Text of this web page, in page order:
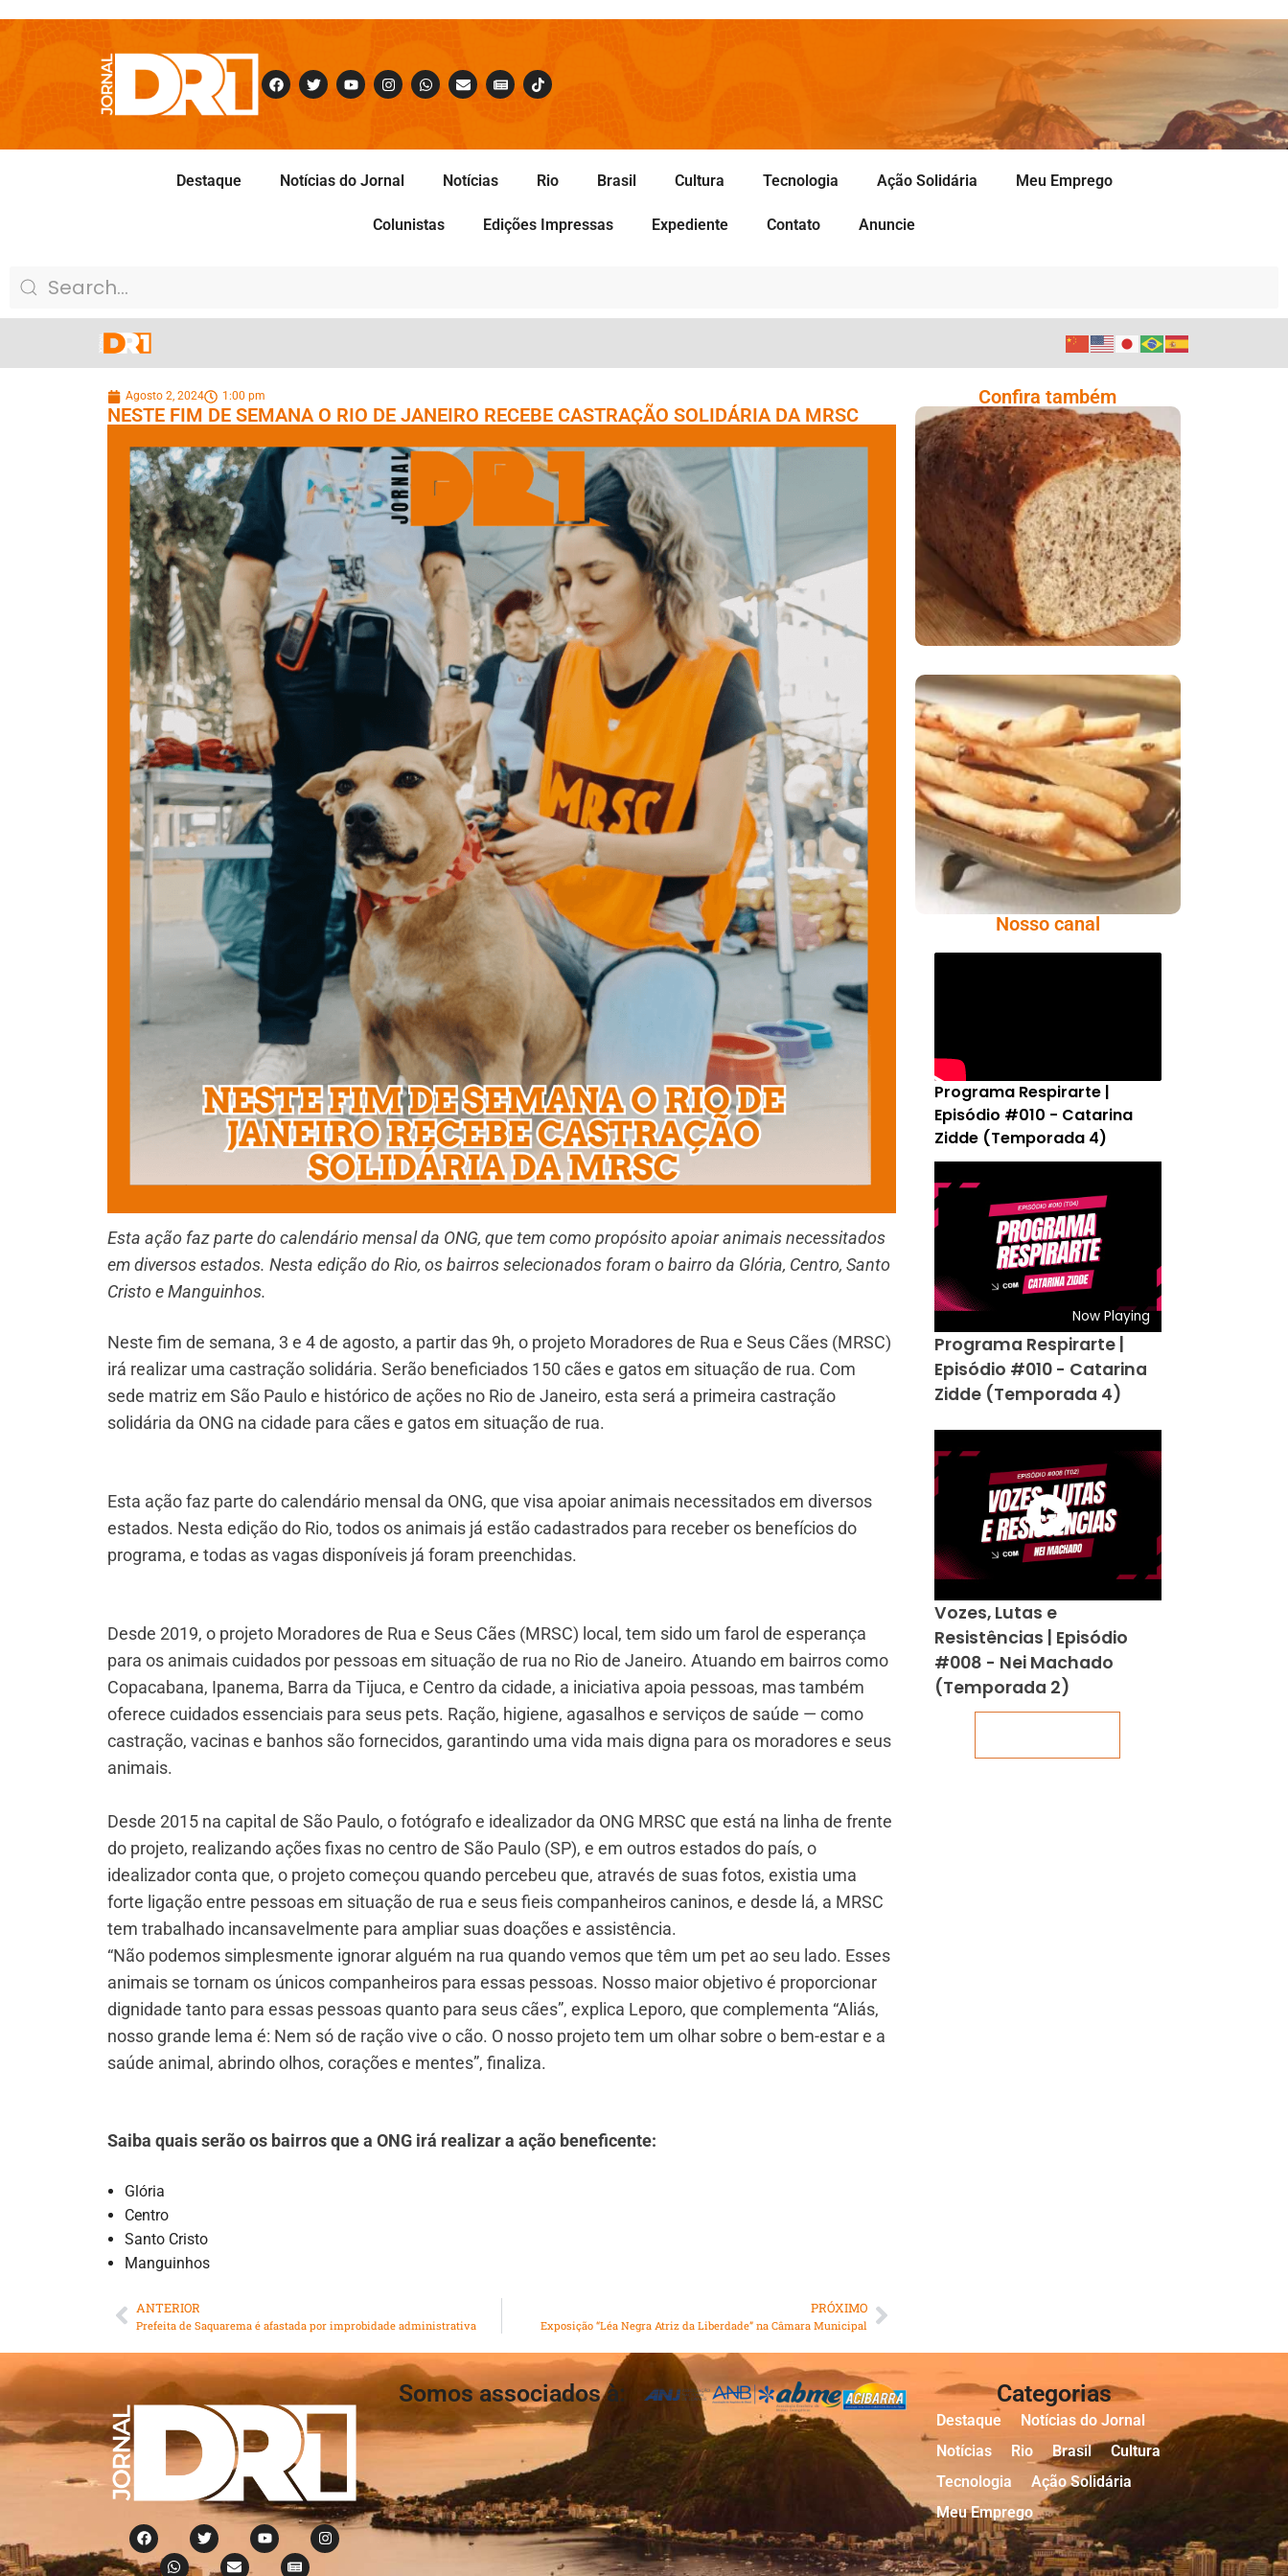
Destaque Notícias do Jornal Notícias Rio Brasil Cultura Tecnologia Ação Solidária Meu Emprego
Colunistas Edições Impressas Expediente Contato Anuncie
Agosto 2, 2024 1:00 pm
NESTE FIM DE SEMANA O RIO DE JANEIRO RECEBE CASTRAÇÃO SOLIDÁRIA DA MRSC
Esta ação faz parte do calendário mensal da ONG, que tem como propósito apoiar animais necessitados
em diversos estados. Nesta edição do Rio, os bairros selecionados foram o bairro da Glória, Centro, Santo
Cristo e Manguinhos.
Neste fim de semana, 3 e 4 de agosto, a partir das 9h, o projeto Moradores de Rua e Seus Cães (MRSC)
irá realizar uma castração solidária. Serão beneficiados 150 cães e gatos em situação de rua. Com
sede matriz em São Paulo e histórico de ações no Rio de Janeiro, esta será a primeira castração
solidária da ONG na cidade para cães e gatos em situação de rua.
Esta ação faz parte do calendário mensal da ONG, que visa apoiar animais necessitados em diversos
estados. Nesta edição do Rio, todos os animais já estão cadastrados para receber os benefícios do
programa, e todas as vagas disponíveis já foram preenchidas.
Desde 2019, o projeto Moradores de Rua e Seus Cães (MRSC) local, tem sido um farol de esperança
para os animais cuidados por pessoas em situação de rua no Rio de Janeiro. Atuando em bairros como
Copacabana, Ipanema, Barra da Tijuca, e Centro da cidade, a iniciativa apoia pessoas, mas também
oferece cuidados essenciais para seus pets. Ração, higiene, agasalhos e serviços de saúde — como
castração, vacinas e banhos são fornecidos, garantindo uma vida mais digna para os moradores e seus
animais.
Desde 2015 na capital de São Paulo, o fotógrafo e idealizador da ONG MRSC que está na linha de frente
do projeto, realizando ações fixas no centro de São Paulo (SP), e em outros estados do país, o
idealizador conta que, o projeto começou quando percebeu que, através de suas fotos, existia uma
forte ligação entre pessoas em situação de rua e seus fieis companheiros caninos, e desde lá, a MRSC
tem trabalhado incansavelmente para ampliar suas doações e assistência.
“Não podemos simplesmente ignorar alguém na rua quando vemos que têm um pet ao seu lado. Esses
animais se tornam os únicos companheiros para essas pessoas. Nosso maior objetivo é proporcionar
dignidade tanto para essas pessoas quanto para seus cães”, explica Leporo, que complementa “Aliás,
nosso grande lema é: Nem só de ração vive o cão. O nosso projeto tem um olhar sobre o bem-estar e a
saúde animal, abrindo olhos, corações e mentes”, finaliza.
Saiba quais serão os bairros que a ONG irá realizar a ação beneficente:
Glória
Centro
Santo Cristo
Manguinhos
ANTERIOR
Prefeita de Saquarema é afastada por improbidade administrativa
PRÓXIMO
Exposição “Léa Negra Atriz da Liberdade” na Câmara Municipal
Confira também
Comer Bem: Pão Low
Carb
Comer Bem:
Palitinhos De Cebola
E Salsa
Nosso canal
Programa Respirarte |
Episódio #010 - Catarina
Zidde (Temporada 4)
Now Playing
Programa Respirarte |
Episódio #010 - Catarina
Zidde (Temporada 4)
Vozes, Lutas e
Resistências | Episódio
#008 - Nei Machado
(Temporada 2)
Somos associados à: Categorias
Destaque
Notícias do Jornal
Notícias
Rio Brasil
Cultura
Tecnologia
Ação Solidária
Meu Emprego